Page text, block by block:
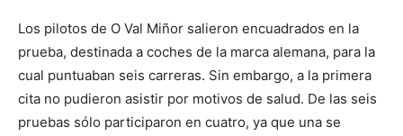
Los pilotos de O Val Miñor salieron encuadrados en la
prueba, destinada a coches de la marca alemana, para la
cual puntuaban seis carreras. Sin embargo, a la primera
cita no pudieron asistir por motivos de salud. De las seis
pruebas sólo participaron en cuatro, ya que una se